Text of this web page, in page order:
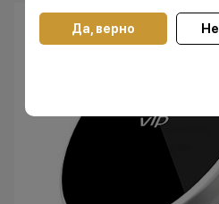
Да, верно